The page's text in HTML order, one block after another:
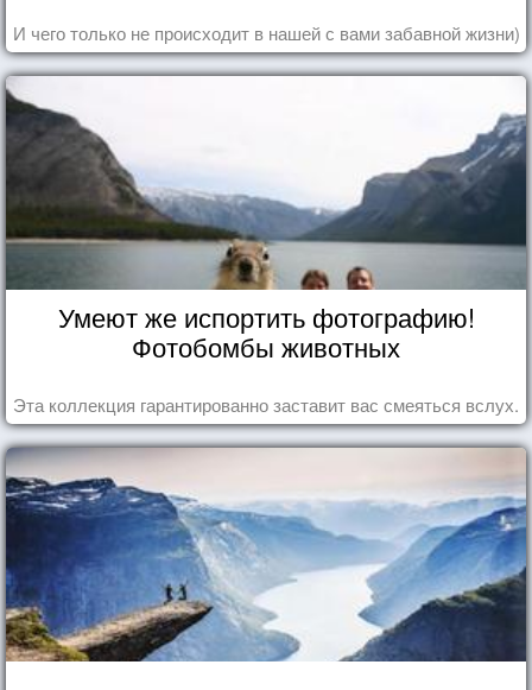
И чего только не происходит в нашей с вами забавной жизни)
Умеют же испортить фотографию!
Фотобомбы животных
Эта коллекция гарантированно заставит вас смеяться вслух.